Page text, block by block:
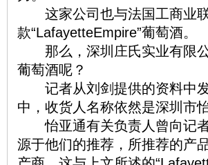
这家公司也与法国工商业联
款“LafayetteEmpire”葡萄酒。
那么，深圳庄氏实业有限公
葡萄酒呢？
记者从刘剑提供的资料中发
中，收货人名称依然是深圳市
怡亚通有关负责人曾向记者
源于他们的推荐，所推荐的产